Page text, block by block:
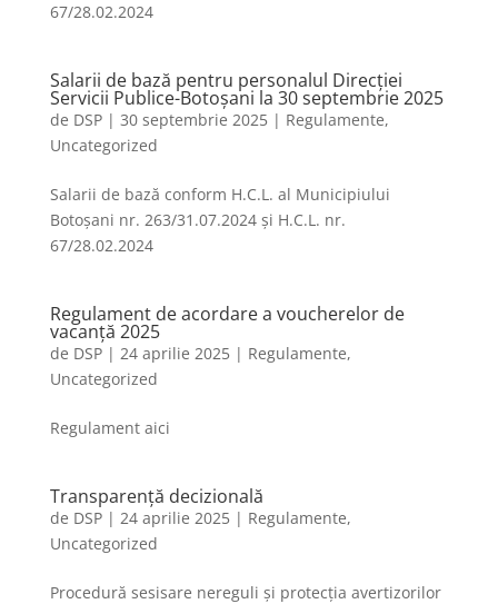
67/28.02.2024
Salarii de bază pentru personalul Direcției
Servicii Publice-Botoșani la 30 septembrie 2025
de DSP| 30 septembrie 2025| Regulamente,
Uncategorized
Salarii de bază conform H.C.L. al Municipiului
Botoșani nr. 263/31.07.2024 și H.C.L. nr.
67/28.02.2024
Regulament de acordare a voucherelor de
vacanță 2025
de DSP| 24 aprilie 2025| Regulamente,
Uncategorized
Regulament aici
Transparență decizională
de DSP| 24 aprilie 2025| Regulamente,
Uncategorized
Procedură sesisare nereguli și protecția avertizorilor